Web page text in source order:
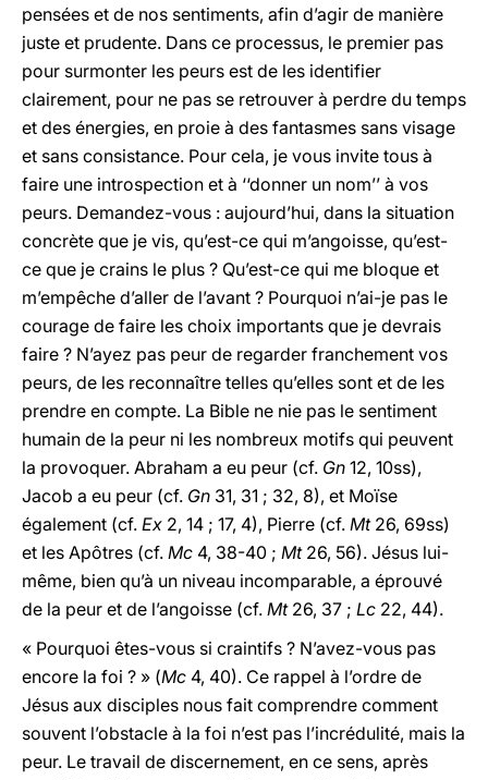
pensées et de nos sentiments, afin d’agir de manière
juste et prudente. Dans ce processus, le premier pas
pour surmonter les peurs est de les identifier
clairement, pour ne pas se retrouver à perdre du temps
et des énergies, en proie à des fantasmes sans visage
et sans consistance. Pour cela, je vous invite tous à
faire une introspection et à ‘‘donner un nom’’ à vos
peurs. Demandez-vous : aujourd’hui, dans la situation
concrète que je vis, qu’est-ce qui m’angoisse, qu’est-
ce que je crains le plus ? Qu’est-ce qui me bloque et
m’empêche d’aller de l’avant ? Pourquoi n’ai-je pas le
courage de faire les choix importants que je devrais
faire ? N’ayez pas peur de regarder franchement vos
peurs, de les reconnaître telles qu’elles sont et de les
prendre en compte. La Bible ne nie pas le sentiment
humain de la peur ni les nombreux motifs qui peuvent
la provoquer. Abraham a eu peur (cf. Gn 12, 10ss),
Jacob a eu peur (cf. Gn 31, 31 ; 32, 8), et Moïse
également (cf. Ex 2, 14 ; 17, 4), Pierre (cf. Mt26, 69ss)
et les Apôtres (cf. Mc 4, 38-40 ; Mt26, 56). Jésus lui-
même, bien qu’à un niveau incomparable, a éprouvé
de la peur et de l’angoisse (cf. Mt26, 37 ; Lc 22, 44).
« Pourquoi êtes-vous si craintifs ? N’avez-vous pas
encore la foi ? » (Mc 4, 40). Ce rappel à l’ordre de
Jésus aux disciples nous fait comprendre comment
souvent l’obstacle à la foi n’est pas l’incrédulité, mais la
peur. Le travail de discernement, en ce sens, après